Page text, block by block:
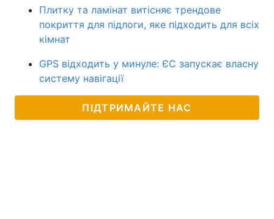
Плитку та ламінат витісняє трендове
покриття для підлоги, яке підходить для всіх
кімнат
GPS відходить у минуле: ЄС запускає власну
систему навігації
ПІДТРИМАЙТЕ НАС